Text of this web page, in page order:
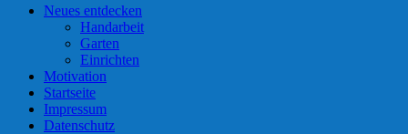
Neues entdecken
Handarbeit
Garten
Einrichten
Motivation
Startseite
Impressum
Datenschutz